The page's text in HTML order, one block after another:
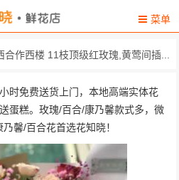
菜单
合作西楼 11枝顶级红玫瑰,黄莺间插...
栋401 精心挑选21枝红玫瑰，一...
2/502 精心挑选11枝粉玫瑰、2枝...
时免费送货上门，本地高端实体花
蛋糕。玫瑰/百合/康乃馨款式多，微
馨/百合花首选花知晓！